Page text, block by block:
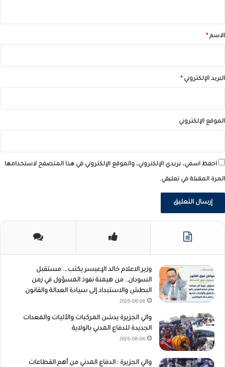
*الاسم*
البريد الإلكتروني*
الموقع الإلكتروني
احفظ اسمي، بريدي الإلكتروني، والموقع الإلكتروني في هذا المتصفح لاستخدامها
المرة المقبلة في تعليقي.
وزير الاعلام خالد الإعيسر يكتب…. مستقبل
السودان.. من هيمنة نفوذ المسؤول في زمن
البطش والاستبداد إلى سيادة العدالة والقانون
2026-08-06
والي الجزيرة يدشن المركبات والآليات والمعدات
الجديدة للدفاع المدني بالولاية
2026-08-06
والي الجزيرة : الدفاع المدني من أهم القطاعات